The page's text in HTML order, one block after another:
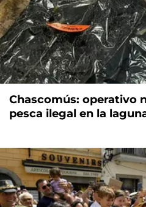
Chascomús: operativo
pesca ilegal en la